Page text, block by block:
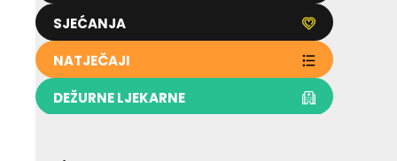
SJEĆANJA
NATJEČAJI
DEŽURNE LJEKARNE